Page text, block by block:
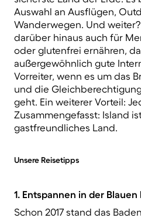
Auswahl an Ausflügen,
Wanderwegen. Und
darüber hinaus auch für
oder glutenfrei ernähren,
außergewöhnlich gute
Vorreiter, wenn es um das
und die
geht. Ein weiterer Vorteil:
Zusammengefasst: Island
gastfreundliches Land.
Unsere Reisetipps
1. Entspannen in der
Schon 2017 stand das